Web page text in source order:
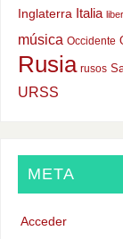
Inglaterra Italia
música Occidente
Rusia rusos
URSS
META
Acceder